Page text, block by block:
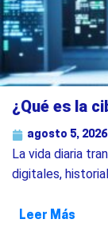
¿Qué es la
agosto 5, 2026
La vida diaria
digitales,
Leer Más